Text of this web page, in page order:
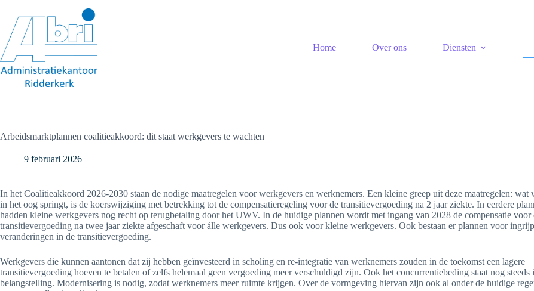
inhoud
Home
Over ons Diensten
Arbeidsmarktplannen coalitieakkoord: dit staat werkgevers te wachten
9 februari 2026
In het Coalitieakkoord 2026-2030 staan de nodige maatregelen voor werkgevers en werknemers. Een kleine greep uit deze maatregelen: wat
in het oog springt, is de koerswijziging met betrekking tot de compensatieregeling voor de transitievergoeding na 2 jaar ziekte. In eerdere
hadden kleine werkgevers nog recht op terugbetaling door het UWV. In de huidige plannen wordt met ingang van 2028 de compensatie voor
transitievergoeding na twee jaar ziekte afgeschaft voor álle werkgevers. Dus ook voor kleine werkgevers. Ook bestaan er plannen voor
veranderingen in de transitievergoeding.
Werkgevers die kunnen aantonen dat zij hebben geïnvesteerd in scholing en re-integratie van werknemers zouden in de toekomst een lagere
transitievergoeding hoeven te betalen of zelfs helemaal geen vergoeding meer verschuldigd zijn. Ook het concurrentiebeding staat nog steeds
belangstelling. Modernisering is nodig, zodat werknemers meer ruimte krijgen. Over de vormgeving hiervan zijn ook al onder de huidige